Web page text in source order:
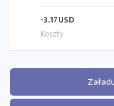
-3.17USD